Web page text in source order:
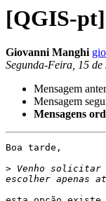
[QGIS-pt]
Giovanni Manghi
Segunda-Feira, 15
Mensagem
Mensagem
Mensagens
Boa tarde,
> Venho solicitar